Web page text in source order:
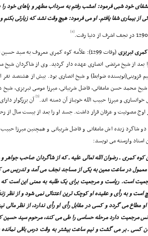
خود شبى فرمود: امشب رفتم به سرداب مطهر و پاهاى خود
از بیمارى شفا یافتم. او مى فرمود: هیچ وقت نشد که زیارتى بکنم
[4]
(وفات 1299): علاّمه کوه کمرى معروف به سید
بعد از شیخ مرتضى انصارى عهده دار گردید. وى از شاگردان
قزوینى(نویسنده ضوابط) و شیخ انصارى بود. بیش از هشتصد
محمد حسن مامقانى، فاضل شربیانى، میرزا موسى تبریزى، شیخ عبد
و میرزا حبیب الله خویىاز آن دسته اند.[5] آن بزرگوار
مصونیت و عرفان قرار داشت. جسد او را بعد از بیست سال از
شاگرد زبده اش مامقانى و فاضل شربیانى و همچنین میرزا
استاد وارسته مى نویسد:
کمرى ـ رضوان الله تعالى علیه ـ که از شاگردان صاحب
در ساعت معین به یکى از مساجد نجف مى آمد و تدریس مى
است. ریاست و مرجعیت براى یک طلبه به معنى این است که
و به رأى و عقیده او کوچک ترین اعتنائى نمى شود و از نظر
مطاع مى گردد و کسى در مقابل رأى او رأى ندارد، از نظر مالى
مرجعیت دارد مرحله حساسى را طى مى کند، مرحوم سید حسین
کسى ـ بر مى گشت و نیم ساعت بیشتر به وقت درس باقى